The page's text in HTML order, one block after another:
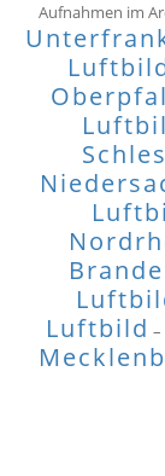
Aufnahmen im
Luftbild –